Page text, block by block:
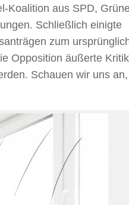
Koalition aus SPD,
Schließlich einigte
zum
Opposition äußerte Kritik
Schauen wir uns an,